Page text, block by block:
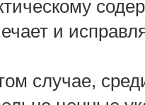
и
случае,